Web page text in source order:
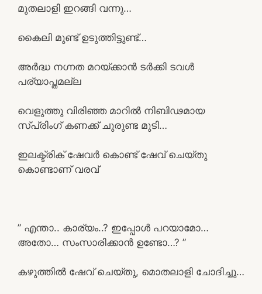
മുതലാളി ഇറങ്ങി വന്നു…
കൈലി മുണ്ട് ഉടുത്തിട്ടുണ്ട്…
അർദ്ധ നഗ്നത മറയ്ക്കാൻ ടർക്കി ടവൾ
പര്യാപ്തമല്ല
വെളുത്തു വിരിഞ്ഞ മാറിൽ നിബിഢമായ
സ്പ്രിംഗ് കണക്ക് ചുരുണ്ട മുടി…
ഇലക്ട്രിക് ഷേവർ കൊണ്ട് ഷേവ് ചെയ്തു
കൊണ്ടാണ് വരവ്
” എന്താ.. കാര്യം..? ഇപ്പോൾ പറയാമോ…
അതോ… സംസാരിക്കാൻ ഉണ്ടോ…? ”
കഴുത്തിൽ ഷേവ് ചെയ്തു, മൊതലാളി ചോദിച്ചു…